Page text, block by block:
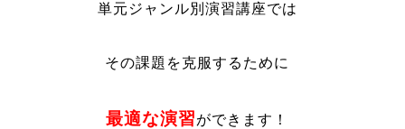
単元ジャンル別演習講座では
その課題を克服するために
最適な演習ができます！